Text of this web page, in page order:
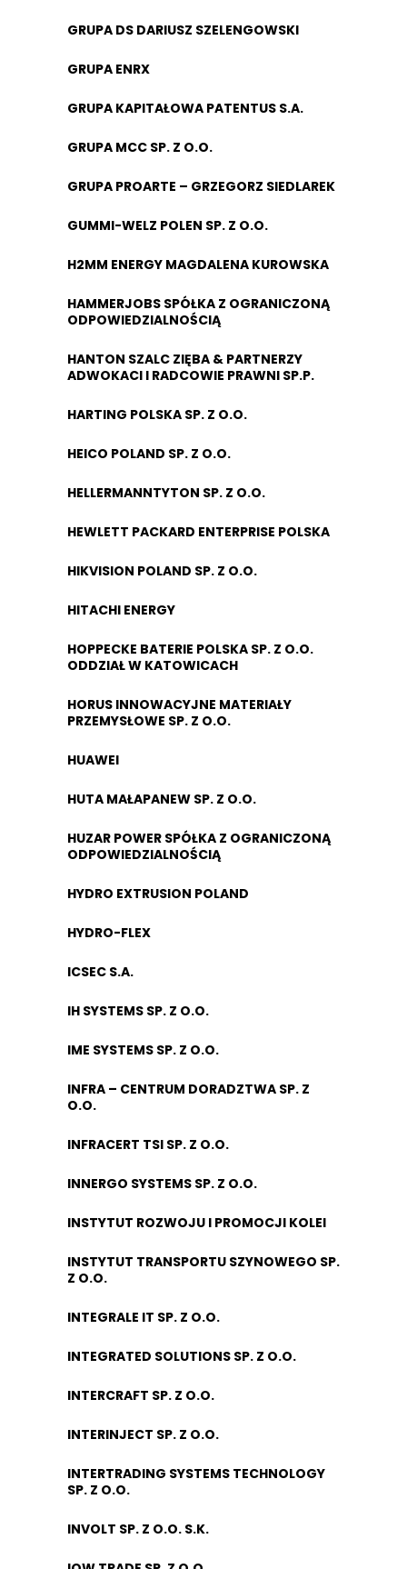
GRUPA DS DARIUSZ SZELENGOWSKI
GRUPA ENRX
GRUPA KAPITAŁOWA PATENTUS S.A.
GRUPA MCC SP. Z O.O.
GRUPA PROARTE – GRZEGORZ SIEDLAREK
GUMMI-WELZ POLEN SP. Z O.O.
H2MM ENERGY MAGDALENA KUROWSKA
HAMMERJOBS SPÓŁKA Z OGRANICZONĄ
ODPOWIEDZIALNOŚCIĄ
HANTON SZALC ZIĘBA & PARTNERZY
ADWOKACI I RADCOWIE PRAWNI SP.P.
HARTING POLSKA SP. Z O.O.
HEICO POLAND SP. Z O.O.
HELLERMANNTYTON SP. Z O.O.
HEWLETT PACKARD ENTERPRISE POLSKA
HIKVISION POLAND SP. Z O.O.
HITACHI ENERGY
HOPPECKE BATERIE POLSKA SP. Z O.O.
ODDZIAŁ W KATOWICACH
HORUS INNOWACYJNE MATERIAŁY
PRZEMYSŁOWE SP. Z O.O.
HUAWEI
HUTA MAŁAPANEW SP. Z O.O.
HUZAR POWER SPÓŁKA Z OGRANICZONĄ
ODPOWIEDZIALNOŚCIĄ
HYDRO EXTRUSION POLAND
HYDRO-FLEX
ICSEC S.A.
IH SYSTEMS SP. Z O.O.
IME SYSTEMS SP. Z O.O.
INFRA – CENTRUM DORADZTWA SP. Z
O.O.
INFRACERT TSI SP. Z O.O.
INNERGO SYSTEMS SP. Z O.O.
INSTYTUT ROZWOJU I PROMOCJI KOLEI
INSTYTUT TRANSPORTU SZYNOWEGO SP.
Z O.O.
INTEGRALE IT SP. Z O.O.
INTEGRATED SOLUTIONS SP. Z O.O.
INTERCRAFT SP. Z O.O.
INTERINJECT SP. Z O.O.
INTERTRADING SYSTEMS TECHNOLOGY
SP. Z O.O.
INVOLT SP. Z O.O. S.K.